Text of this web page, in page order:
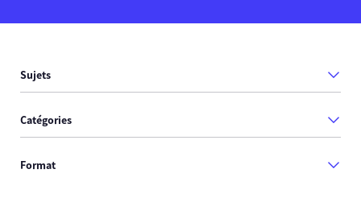
Sujets
Catégories
Format